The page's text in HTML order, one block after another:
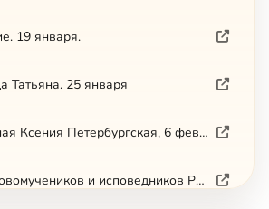
19 января.
Татьяна. 25 января
Блаженная Ксения Петербургская, 6 февраля
Собор Новомучеников и исповедников Российских